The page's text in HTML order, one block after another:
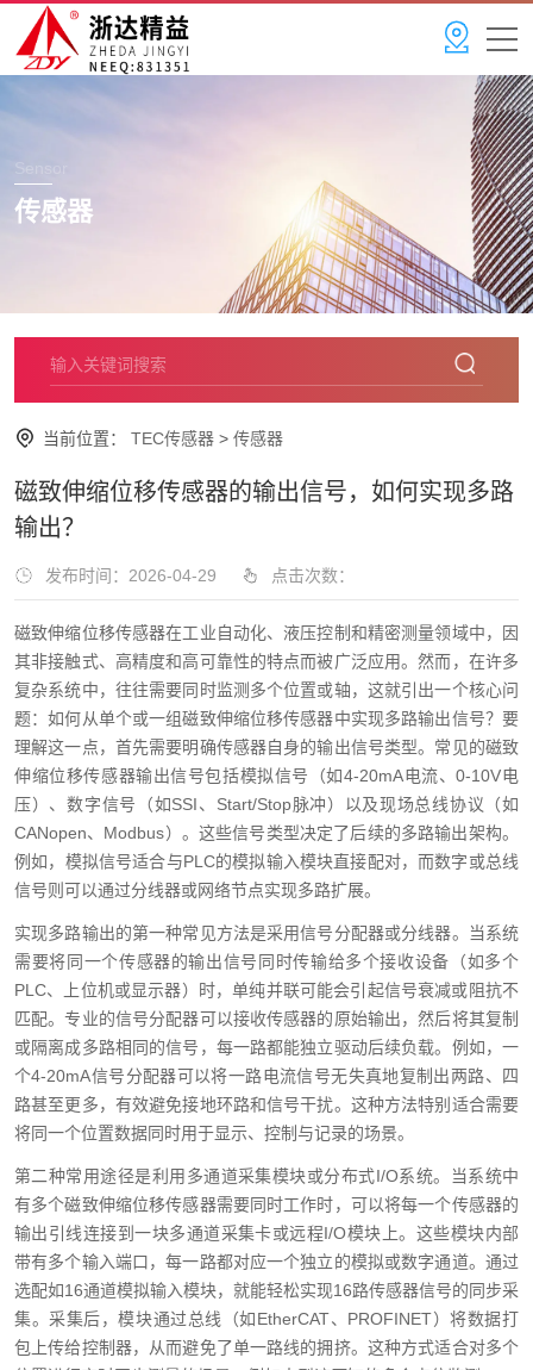
Sensor
传感器
当前位置： TEC传感器 > 传感器
磁致伸缩位移传感器的输出信号，如何实现多路
输出？
发布时间：2026-04-29 点击次数：
磁致伸缩位移传感器在工业自动化、液压控制和精密测量领域中，因
其非接触式、高精度和高可靠性的特点而被广泛应用。然而，在许多
复杂系统中，往往需要同时监测多个位置或轴，这就引出一个核心问
题：如何从单个或一组磁致伸缩位移传感器中实现多路输出信号？要
理解这一点，首先需要明确传感器自身的输出信号类型。常见的磁致
伸缩位移传感器输出信号包括模拟信号（如4-20mA电流、0-10V电
压）、数字信号（如SSI、Start/Stop脉冲）以及现场总线协议（如
CANopen、Modbus）。这些信号类型决定了后续的多路输出架构。
例如，模拟信号适合与PLC的模拟输入模块直接配对，而数字或总线
信号则可以通过分线器或网络节点实现多路扩展。
实现多路输出的第一种常见方法是采用信号分配器或分线器。当系统
需要将同一个传感器的输出信号同时传输给多个接收设备（如多个
PLC、上位机或显示器）时，单纯并联可能会引起信号衰减或阻抗不
匹配。专业的信号分配器可以接收传感器的原始输出，然后将其复制
或隔离成多路相同的信号，每一路都能独立驱动后续负载。例如，一
个4-20mA信号分配器可以将一路电流信号无失真地复制出两路、四
路甚至更多，有效避免接地环路和信号干扰。这种方法特别适合需要
将同一个位置数据同时用于显示、控制与记录的场景。
第二种常用途径是利用多通道采集模块或分布式I/O系统。当系统中
有多个磁致伸缩位移传感器需要同时工作时，可以将每一个传感器的
输出引线连接到一块多通道采集卡或远程I/O模块上。这些模块内部
带有多个输入端口，每一路都对应一个独立的模拟或数字通道。通过
选配如16通道模拟输入模块，就能轻松实现16路传感器信号的同步采
集。采集后，模块通过总线（如EtherCAT、PROFINET）将数据打
包上传给控制器，从而避免了单一路线的拥挤。这种方式适合对多个